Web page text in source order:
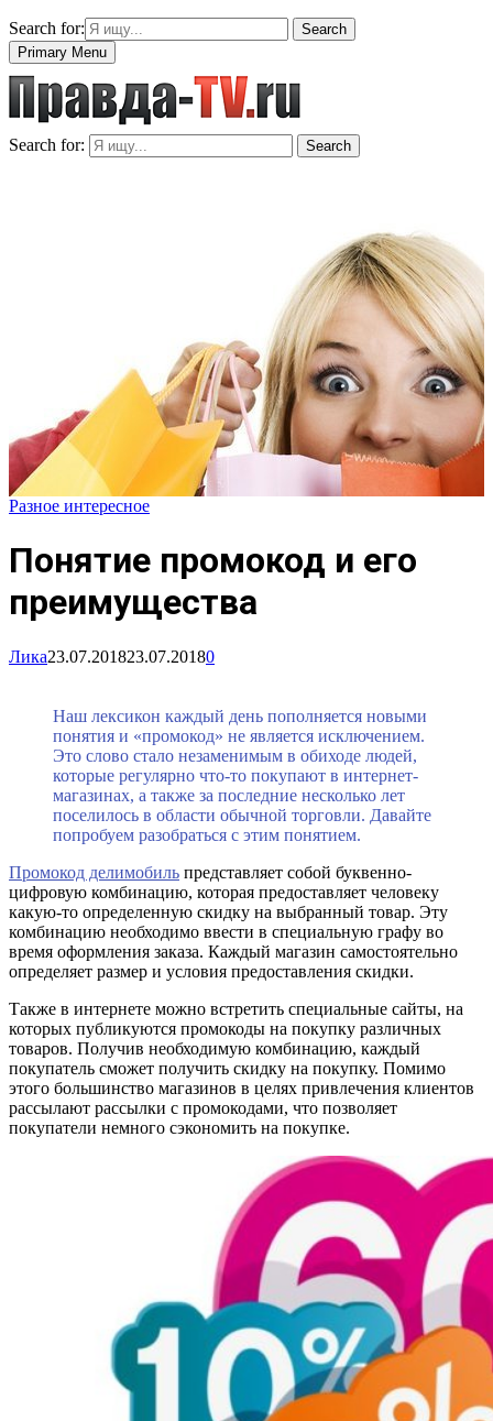
Search for:
Search
Primary Menu
Search for: Search
Разное интересное
Понятие промокод и его
преимущества
Лика23.07.201823.07.20180
Наш лексикон каждый день пополняется новыми
понятия и «промокод» не является исключением.
Это слово стало незаменимым в обиходе людей,
которые регулярно что-то покупают в интернет-
магазинах, а также за последние несколько лет
поселилось в области обычной торговли. Давайте
попробуем разобраться с этим понятием.
Промокод делимобиль представляет собой буквенно-
цифровую комбинацию, которая предоставляет человеку
какую-то определенную скидку на выбранный товар. Эту
комбинацию необходимо ввести в специальную графу во
время оформления заказа. Каждый магазин самостоятельно
определяет размер и условия предоставления скидки.
Также в интернете можно встретить специальные сайты, на
которых публикуются промокоды на покупку различных
товаров. Получив необходимую комбинацию, каждый
покупатель сможет получить скидку на покупку. Помимо
этого большинство магазинов в целях привлечения клиентов
рассылают рассылки с промокодами, что позволяет
покупатели немного сэкономить на покупке.